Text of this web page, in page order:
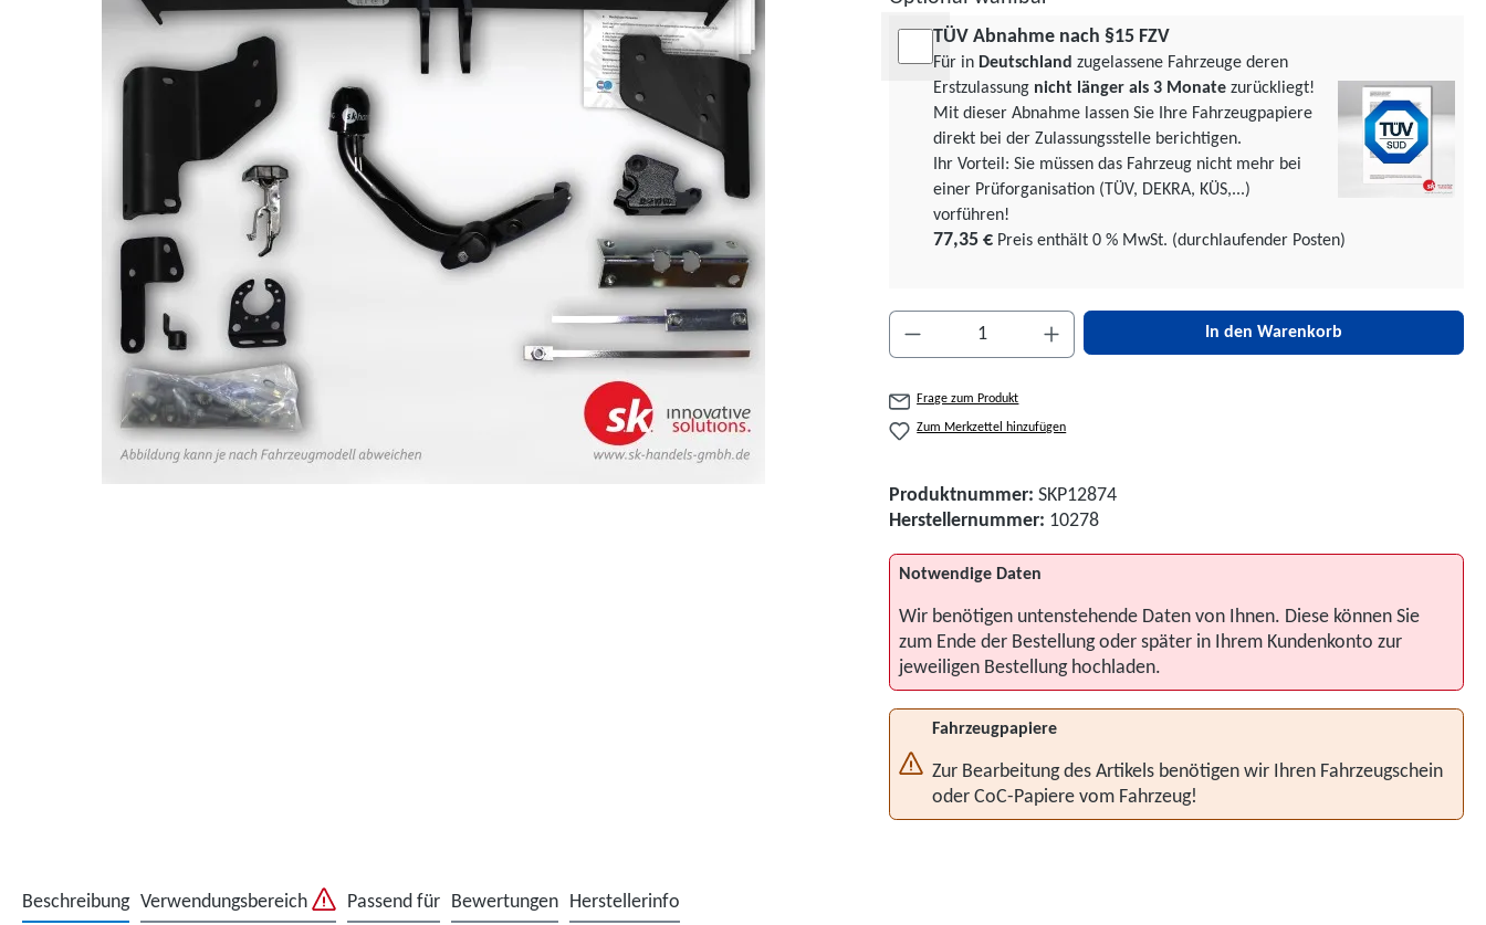
TÜV Abnahme nach §15 FZV
Für in Deutschland zugelassene Fahrzeuge deren
Erstzulassung nicht länger als 3 Monate zurückliegt!
Mit dieser Abnahme lassen Sie Ihre Fahrzeugpapiere
direkt bei der Zulassungsstelle berichtigen.
Ihr Vorteil: Sie müssen das Fahrzeug nicht mehr bei
einer Prüforgani­sation (TÜV, DEKRA, KÜS,...)
vorführen!
77,35 € Preis enthält 0 % MwSt. (durchlaufender Posten)
Produkt Anzahl: Gib den gewünschten Wert ein oder
In den Warenkorb
Frage zum Produkt
Zum Merkzettel hinzufügen
Produktnummer: SKP12874
Herstellernummer: 10278
Notwendige Daten
Wir benötigen untenstehende Daten von Ihnen. Diese können Sie
zum Ende der Bestellung oder später in Ihrem Kundenkonto zur
jeweiligen Bestellung hochladen.
Fahrzeugpapiere
Zur Bearbeitung des Artikels benötigen wir Ihren Fahrzeugschein
oder CoC-Papiere vom Fahrzeug!
Beschreibung Verwendungsbereich Passend für Bewertungen Herstellerinfo